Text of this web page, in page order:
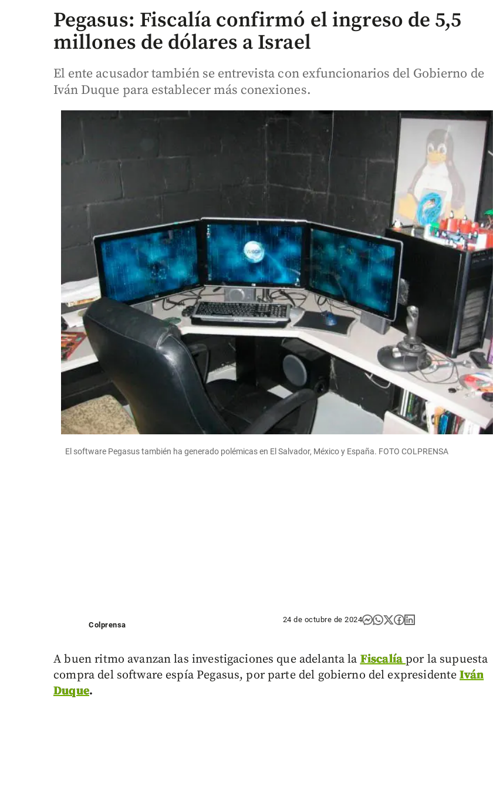
Pegasus: Fiscalía confirmó el ingreso de 5,5
millones de dólares a Israel
El ente acusador también se entrevista con exfuncionarios del Gobierno de
Iván Duque para establecer más conexiones.
El software Pegasus también ha generado polémicas en El Salvador, México y España. FOTO COLPRENSA
Colprensa
24 de octubre de 2024
A buen ritmo avanzan las investigaciones que adelanta laFiscalía por la supuesta
compra del software espía Pegasus, por parte del gobierno del expresidenteIván
Duque.